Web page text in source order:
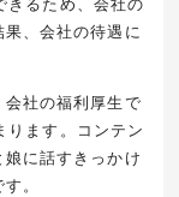
きるため、会社の
、会社の待遇に
会社の福利厚生で
ります。コンテン
に話すきっかけ
。